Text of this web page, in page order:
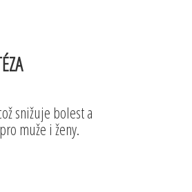
snižuje bolest a
muže i ženy.